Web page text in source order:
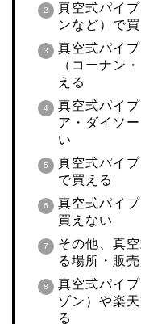
真空式パイ
ンなど）で
真空式パイ
（コーナン
える
真空式パイ
ア・ダイソ
い
真空式パイ
で買える
真空式パイ
買えない
その他、真
る場所・販売
真空式パイ
ゾン）や楽
る